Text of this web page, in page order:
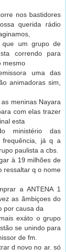
nos bastidores
querida rádio
um grupo de
correndo para
mesmo
uma das
animadoras sim,
meninas Nayara
com elas trazer
esta
ministério das
frequência, já q a
paulista a cbs.
à 19 milhões de
ressaltar q o nome
a ANTENA 1
as ãmbiçoes do
por causa da
exáto o grupo
se unindo para
de fm.
d novo no ar. só